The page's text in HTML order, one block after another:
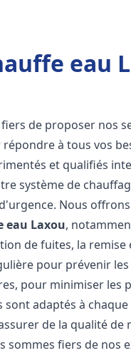
eau
de proposer nos
à tous vos
et qualifiés
système de
Nous
eau Laxou,
de fuites, la
pour prévenir
pour minimiser les
adaptés à
de la qualité de
sommes fiers de nos